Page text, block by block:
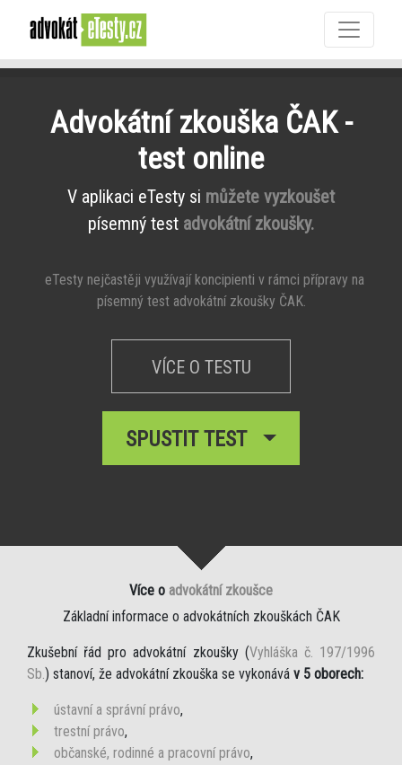
Advokátní zkouška ČAK -
test online
V aplikaci eTesty si můžete vyzkoušet
písemný test advokátní zkoušky.
eTesty nejčastěji využívají koncipienti v rámci přípravy na
písemný test advokátní zkoušky ČAK.
VÍCE O TESTU
SPUSTIT TEST
Více o advokátní zkoušce
Základní informace o advokátních zkouškách ČAK
Zkušební řád pro advokátní zkoušky (Vyhláška č. 197/1996
Sb.) stanoví, že advokátní zkouška se vykonává v 5 oborech:
ústavní a správní právo,
trestní právo,
občanské, rodinné a pracovní právo,